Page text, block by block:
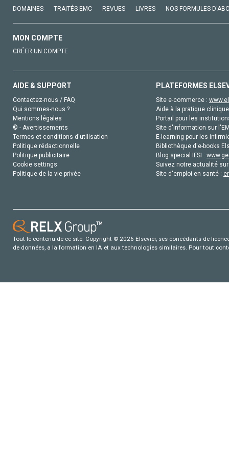
DOMAINES TRAITÉS EMC REVUES LIVRES NOS FORMULES
MON COMPTE
CRÉER UN COMPTE
AIDE & SUPPORT
Contactez-nous / FAQ
Qui sommes-nous ?
Mentions légales
© - Avertissements
Termes et conditions d'utilisation
Politique rédactionnelle
Politique publicitaire
Cookie settings
Politique de la vie privée
PLATEFORMES
Site e-commerce :
Aide à la pratique
Portail pour les
Site d'information sur
E-learning pour les
Bibliothèque d'e-books
Blog special IFSI :
Suivez notre actualité
Site d'emploi en santé :
Tout le contenu de ce site: Copyright © 2026 Elsevier, ses concédants de
de données, a la formation en IA et aux technologies similaires. Pour tout